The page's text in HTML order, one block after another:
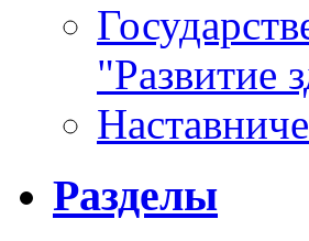
"Развитие
Разделы